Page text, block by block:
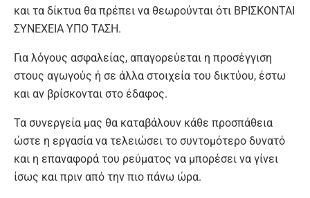
και τα δίκτυα θα πρέπει να θεωρούνται ότι ΒΡΙΣΚΟΝΤΑΙ
ΣΥΝΕΧΕΙΑ ΥΠΟ ΤΑΣΗ.
Για λόγους ασφαλείας, απαγορεύεται η προσέγγιση
στους αγωγούς ή σε άλλα στοιχεία του δικτύου, έστω
και αν βρίσκονται στο έδαφος.
Τα συνεργεία μας θα καταβάλουν κάθε προσπάθεια
ώστε η εργασία να τελειώσει το συντομότερο δυνατό
και η επαναφορά του ρεύματος να μπορέσει να γίνει
ίσως και πριν από την πιο πάνω ώρα.